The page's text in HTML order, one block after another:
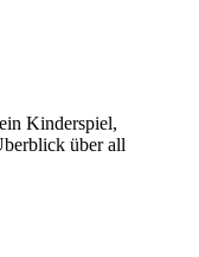
Kinderspiel,
über all